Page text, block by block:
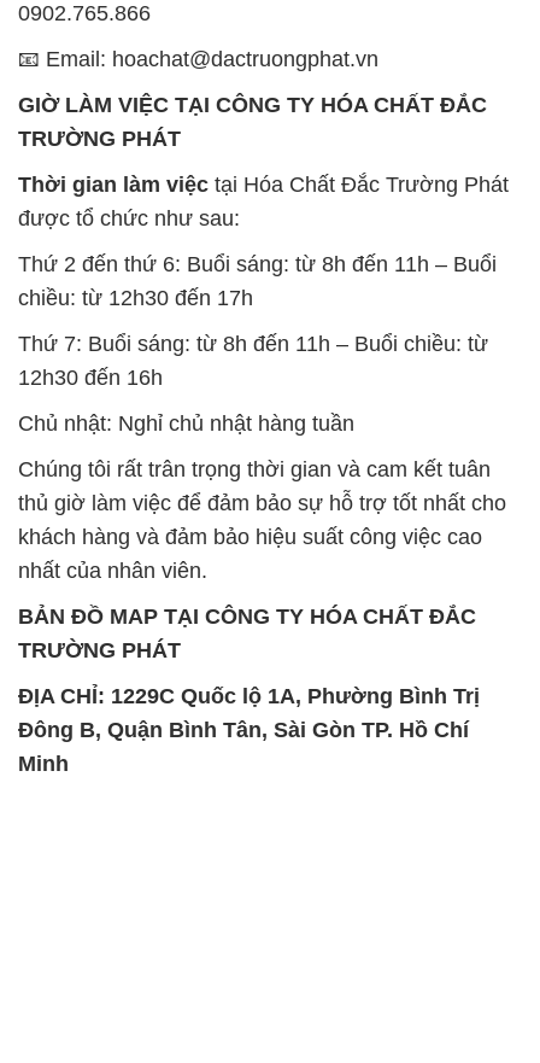
0902.765.866
📧 Email: hoachat@dactruongphat.vn
GIỜ LÀM VIỆC TẠI CÔNG TY HÓA CHẤT ĐẮC
TRƯỜNG PHÁT
Thời gian làm việc tại Hóa Chất Đắc Trường Phát
được tổ chức như sau:
Thứ 2 đến thứ 6: Buổi sáng: từ 8h đến 11h – Buổi
chiều: từ 12h30 đến 17h
Thứ 7: Buổi sáng: từ 8h đến 11h – Buổi chiều: từ
12h30 đến 16h
Chủ nhật: Nghỉ chủ nhật hàng tuần
Chúng tôi rất trân trọng thời gian và cam kết tuân
thủ giờ làm việc để đảm bảo sự hỗ trợ tốt nhất cho
khách hàng và đảm bảo hiệu suất công việc cao
nhất của nhân viên.
BẢN ĐỒ MAP TẠI CÔNG TY HÓA CHẤT ĐẮC
TRƯỜNG PHÁT
ĐỊA CHỈ: 1229C Quốc lộ 1A, Phường Bình Trị
Đông B, Quận Bình Tân, Sài Gòn TP. Hồ Chí
Minh